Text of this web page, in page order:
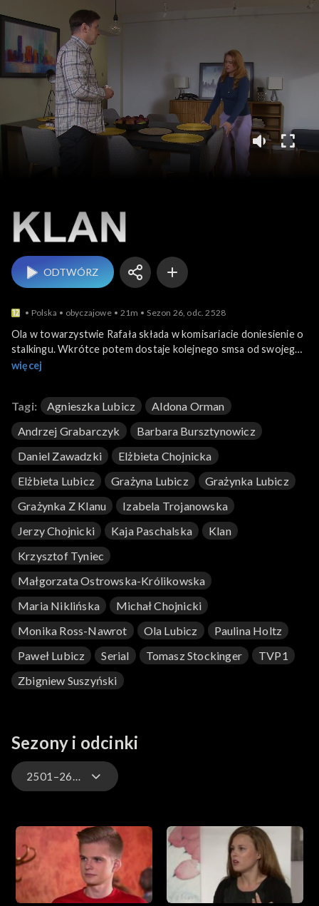
Klan
ODTWÓRZ
Polska obyczajowe 21m Sezon 26, odc. 2528
Ola w towarzystwie Rafała składa w komisariacie doniesienie o
stalkingu. Wkrótce potem dostaje kolejnego smsa od swojego
dręczyciela. Tymczasem Beata z Rafalskim podczas uroczystej
planach związanych z Piotrem.
więcej
Tagi: Agnieszka Lubicz
Aldona Orman
Andrzej Grabarczyk
Barbara Bursztynowicz
Daniel Zawadzki
Elżbieta Chojnicka
Elżbieta Lubicz
Grażyna Lubicz
Grażynka Lubicz
Grażynka Z Klanu
Izabela Trojanowska
Jerzy Chojnicki
Kaja Paschalska
Klan
Krzysztof Tyniec
Małgorzata Ostrowska-Królikowska
Maria Niklińska
Michał Chojnicki
Monika Ross-Nawrot
Ola Lubicz
Paulina Holtz
Paweł Lubicz
Serial Tomasz Stockinger
TVP1
Zbigniew Suszyński
Sezony i odcinki
2501–2600
4601–4700
4501–4600